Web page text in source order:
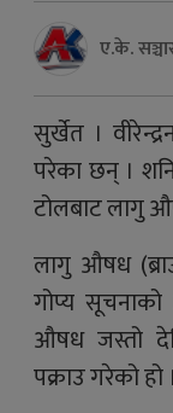
ए.के.
सुर्खेत ।
परेका छन् ।
टोलबाट लागु
लागु औषध
गोप्य
औषध जस्तो
पक्राउ गरेको हो ।